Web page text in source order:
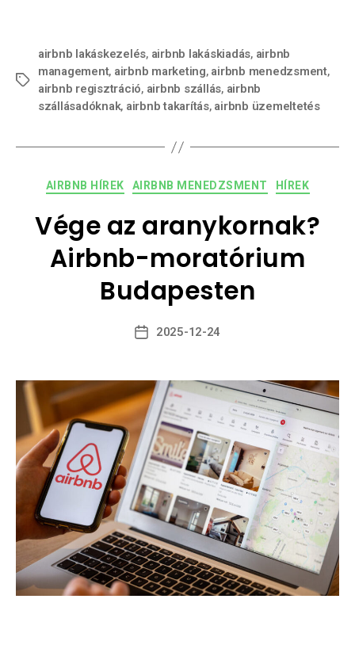
airbnb lakáskezelés, airbnb lakáskiadás, airbnb
management, airbnb marketing,airbnb menedzsment,
airbnb regisztráció, airbnb szállás, airbnb
szállásadóknak, airbnb takarítás,airbnb üzemeltetés
AIRBNB HÍREK AIRBNB MENEDZSMENT HÍREK
Vége az aranykornak?
Airbnb-moratórium
Budapesten
2025-12-24